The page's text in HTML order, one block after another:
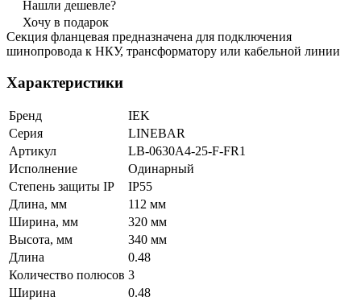
Нашли дешевле?
Хочу в подарок
Секция фланцевая предназначена для подключения
шинопровода к НКУ, трансформатору или кабельной линии
Характеристики
Бренд
IEK
Серия
LINEBAR
Артикул
LB-0630A4-25-F-FR1
Исполнение
Одинарный
Степень защиты IP
IP55
Длина, мм
112 мм
Ширина, мм
320 мм
Высота, мм
340 мм
Длина
0.48
Количество полюсов 3
Ширина
0.48